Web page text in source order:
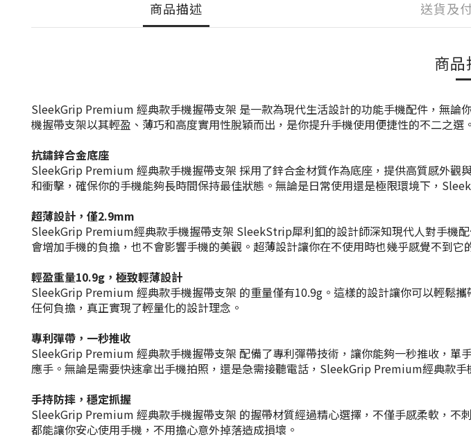
商品描述 送貨及
商品
SleekGrip Premium 經典款手機握帶支架 是一款為現代生活設計的功能手機配件，無
機握帶支架以其輕盈、薄巧和高度實用性脫穎而出，是你提升手機使用便捷性的不二之選。
抗鏽鋅合金底座
SleekGrip Premium 經典款手機握帶支架 採用了鋅合金材質作為底座，提供高質感外
和衝擊，確保你的手機能夠長時間保持最佳狀態。無論是日常使用還是極限環境下，
超薄設計，僅2.9mm
SleekGrip Premium經典款手機握帶支架 SleekStrip犀利釦的設計師深知現代人對手機
會增加手機的負擔，也不會影響手機的美觀。超薄設計讓你在不使用時也幾乎感覺不到它
輕盈重量10.9g ，極致輕薄設計
SleekGrip Premium 經典款手機握帶支架 的重量僅有10.9g。這樣的設計讓你可以輕鬆
任何負擔，真正實現了輕量化的設計理念。
專利彈帶，一秒推收
SleekGrip Premium 經典款手機握帶支架 配備了專利彈帶技術，讓你能夠一秒推收，
應手。無論是需要快速拿出手機拍照，還是急需接聽電話，SleekGrip Premium經典款手
手持防摔，穩定抓握
SleekGrip Premium 經典款手機握帶支架 的握帶材質經過精心選擇，不僅手感柔軟，不
都能讓你安心使用手機，不用擔心意外掉落造成損壞。